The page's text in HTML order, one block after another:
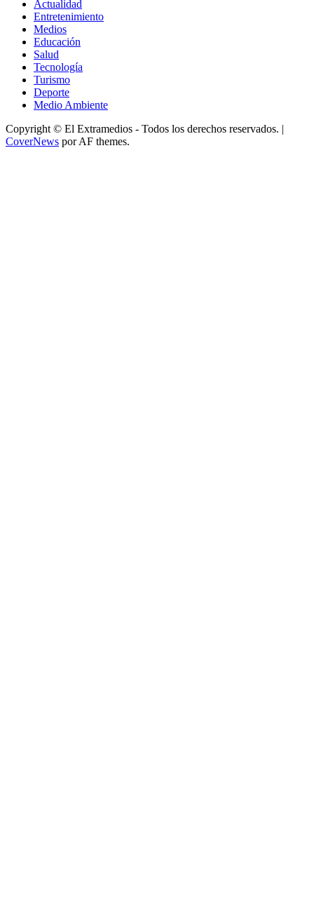
Actualidad
Entretenimiento
Medios
Educación
Salud
Tecnología
Turismo
Deporte
Medio Ambiente
Copyright © El Extramedios - Todos los derechos reservados. |
CoverNews por AF themes.